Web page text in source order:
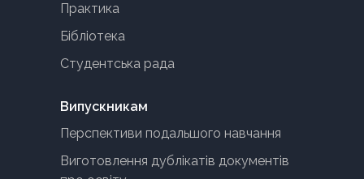
Практика
Бібліотека
Студентська рада
Випускникам
Перспективи подальшого навчання
Виготовлення дублікатів документів